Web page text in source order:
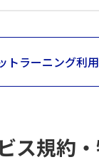
トラーニング利
ス規約